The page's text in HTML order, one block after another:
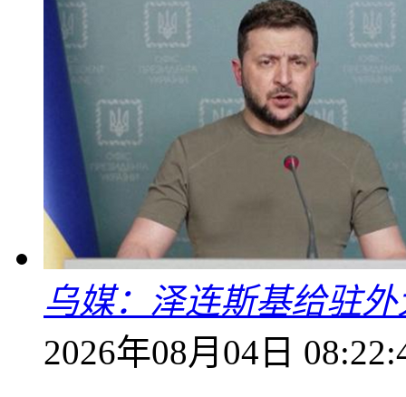
乌媒：泽连斯基给驻
2026年08月04日